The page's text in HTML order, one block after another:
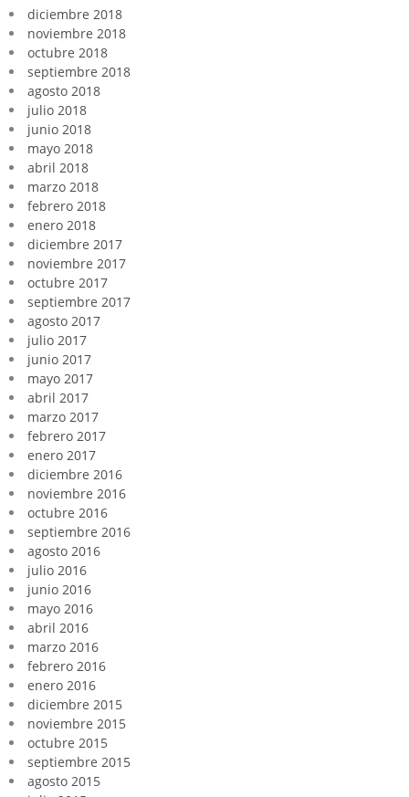
diciembre 2018
noviembre 2018
octubre 2018
septiembre 2018
agosto 2018
julio 2018
junio 2018
mayo 2018
abril 2018
marzo 2018
febrero 2018
enero 2018
diciembre 2017
noviembre 2017
octubre 2017
septiembre 2017
agosto 2017
julio 2017
junio 2017
mayo 2017
abril 2017
marzo 2017
febrero 2017
enero 2017
diciembre 2016
noviembre 2016
octubre 2016
septiembre 2016
agosto 2016
julio 2016
junio 2016
mayo 2016
abril 2016
marzo 2016
febrero 2016
enero 2016
diciembre 2015
noviembre 2015
octubre 2015
septiembre 2015
agosto 2015